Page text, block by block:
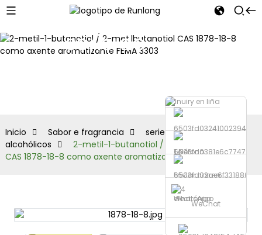
Teléfono
Enviar correo
electrónico
WhatsApp
WeChat
serie de
alcohólicos
Inicio Sabor e fragrancia
serie de aldehídos
alcohólicos
2-metil-1-butanotiol / 2-metilbutanotiol
CAS 1878-18-8 como axente aromatizante FEMA 3303